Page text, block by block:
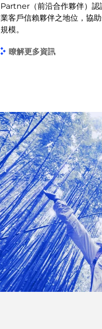
Partner（前沿合作夥伴）
業客戶信賴夥伴之地位，協
規模。
瞭解更多資訊